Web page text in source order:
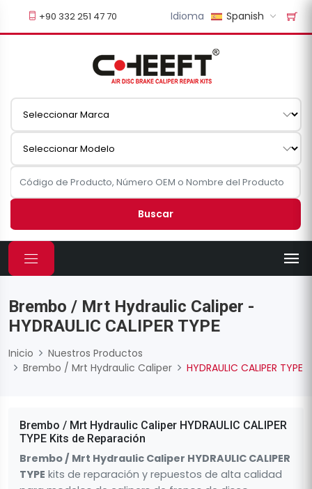
+90 332 251 47 70 Idioma Spanish
Buscar
Brembo / Mrt Hydraulic Caliper -
HYDRAULIC CALIPER TYPE
Inicio
Nuestros Productos
Brembo / Mrt Hydraulic Caliper
HYDRAULIC CALIPER TYPE
Brembo / Mrt Hydraulic Caliper HYDRAULIC CALIPER
TYPE Kits de Reparación
Brembo / Mrt Hydraulic Caliper HYDRAULIC CALIPER
TYPE kits de reparación y repuestos de alta calidad